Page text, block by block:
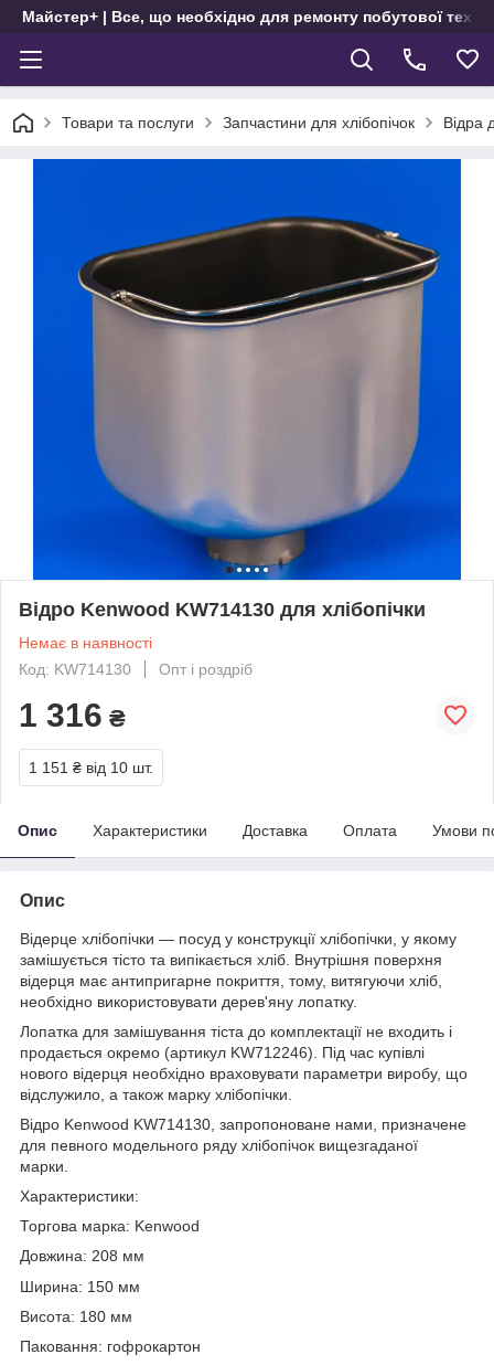
Майстер+ | Все, що необхідно для ремонту побутової
Товари та послуги Запчастини для хлібопічок Відра
Відро Kenwood KW714130 для хлібопічки
Немає в наявності
Код: KW714130
Опт і роздріб
1 316 ₴
1 151 ₴ від 10 шт.
Опис Характеристики Доставка Оплата Умови
Опис
Відерце хлібопічки — посуд у конструкції хлібопічки, у якому
замішується тісто та випікається хліб. Внутрішня поверхня
відерця має антипригарне покриття, тому, витягуючи хліб,
необхідно використовувати дерев'яну лопатку.
Лопатка для замішування тіста до комплектації не входить і
продається окремо (артикул KW712246). Під час купівлі
нового відерця необхідно враховувати параметри виробу, що
відслужило, а також марку хлібопічки.
Відро Kenwood KW714130, запропоноване нами, призначене
для певного модельного ряду хлібопічок вищезгаданої
марки.
Характеристики:
Торгова марка: Kenwood
Довжина: 208 мм
Ширина: 150 мм
Висота: 180 мм
Паковання: гофрокартон